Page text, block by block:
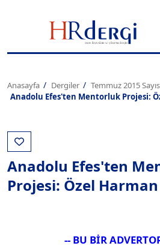
Anasayfa Dergiler
Temmuz 2015
Anadolu Efes'ten Mentorluk Projesi:
Anadolu Efes'ten
Projesi: Özel Harman
-- BU BİR